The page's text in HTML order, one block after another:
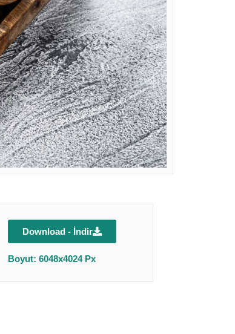
Download - İndir
Boyut: 6048x4024 Px